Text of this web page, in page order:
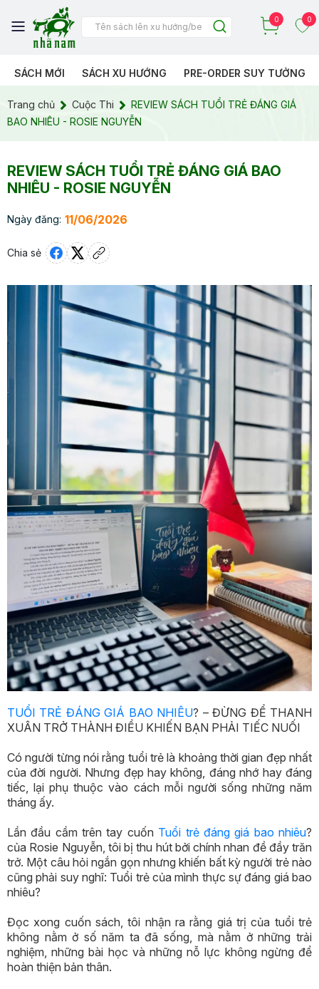
0 0
SÁCH MỚI SÁCH XU HƯỚNG PRE-ORDER SUY TƯỞNG
Trang chủ Cuộc Thi
REVIEW SÁCH TUỔI TRẺ ĐÁNG GIÁ
BAO NHIÊU - ROSIE NGUYỄN
REVIEW SÁCH TUỔI TRẺ ĐÁNG GIÁ BAO
NHIÊU - ROSIE NGUYỄN
Ngày đăng: 11/06/2026
Chia sẻ
TUỔI TRẺ ĐÁNG GIÁ BAO NHIÊU? – ĐỪNG ĐỂ THANH
XUÂN TRỞ THÀNH ĐIỀU KHIẾN BẠN PHẢI TIẾC NUỐI
Có người từng nói rằng tuổi trẻ là khoảng thời gian đẹp nhất
của đời người. Nhưng đẹp hay không, đáng nhớ hay đáng
tiếc, lại phụ thuộc vào cách mỗi người sống những năm
tháng ấy.
Lần đầu cầm trên tay cuốn Tuổi trẻ đáng giá bao nhiêu?
của Rosie Nguyễn, tôi bị thu hút bởi chính nhan đề đầy trăn
trở. Một câu hỏi ngắn gọn nhưng khiến bất kỳ người trẻ nào
cũng phải suy nghĩ: Tuổi trẻ của mình thực sự đáng giá bao
nhiêu?
Đọc xong cuốn sách, tôi nhận ra rằng giá trị của tuổi trẻ
không nằm ở số năm ta đã sống, mà nằm ở những trải
nghiệm, những bài học và những nỗ lực không ngừng để
hoàn thiện bản thân.